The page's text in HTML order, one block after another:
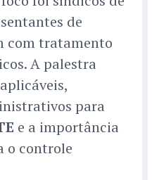
de
com tratamento
A palestra
para
e a importância
o controle